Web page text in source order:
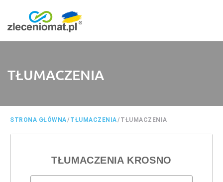
TŁUMACZENIA
STRONA GŁÓWNA/ TŁUMACZENIA/ TŁUMACZENIA
TŁUMACZENIA KROSNO